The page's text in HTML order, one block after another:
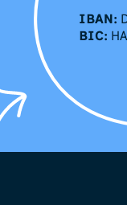
IBAN:
BIC: